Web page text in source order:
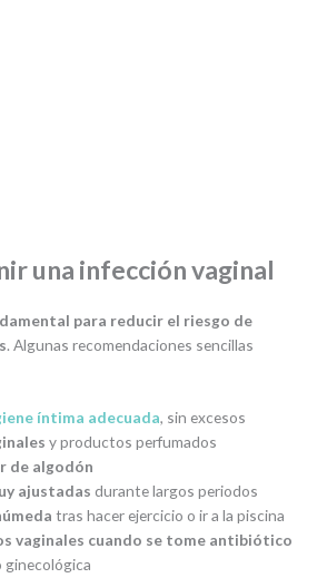
una infección vaginal
para reducir el riesgo de
. Algunas recomendaciones sencillas
íntima adecuada, sin excesos
y productos perfumados
de algodón
ajustadas durante largos periodos
tras hacer ejercicio o ir a la piscina
vaginales cuando se tome antibiótico
ginecológica